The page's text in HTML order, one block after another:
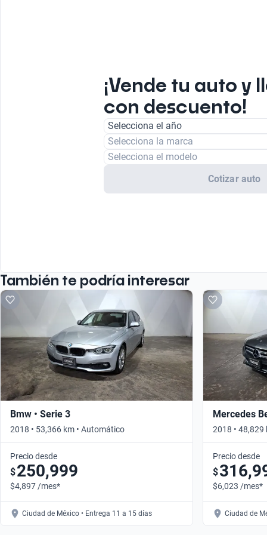
¡Vende tu auto y
con descuento!
Selecciona el año
Selecciona la marca
Selecciona el modelo
Cotizar auto
También te podría interesar
Bmw • Serie 3
2018 • 53,366 km • Automático
Precio desde
$250,999
$4,897 /mes*
Ciudad de México • Entrega 11 a 15 días
Mercedes
2018 •
Precio desde
$
$6,023 /mes*
Ciudad de